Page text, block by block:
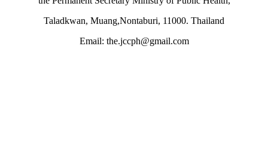
Taladkwan, Muang,Nontaburi, 11000. Thailand
Email: the.jccph@gmail.com